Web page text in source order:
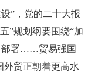
”，党的二十大报
”规划纲要围绕“加
部署……贸易强国
外贸正朝着更高水